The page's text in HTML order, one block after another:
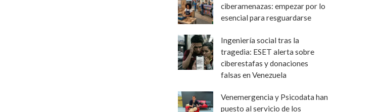
ciberamenazas: empezar por lo
esencial para resguardarse
Ingeniería social tras la
tragedia: ESET alerta sobre
ciberestafas y donaciones
falsas en Venezuela
Venemergencia y Psicodata han
puesto al servicio de los